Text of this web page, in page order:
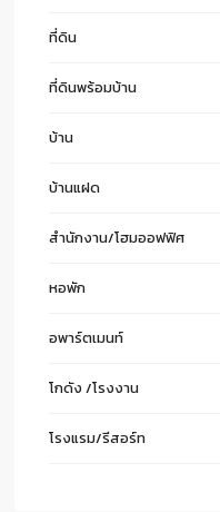
ที่ดิน
ที่ดินพร้อมบ้าน
บ้าน
บ้านแฝด
สำนักงาน/โฮมออฟฟิศ
หอพัก
อพาร์ตเมนท์
โกดัง /โรงงาน
โรงแรม/รีสอร์ท